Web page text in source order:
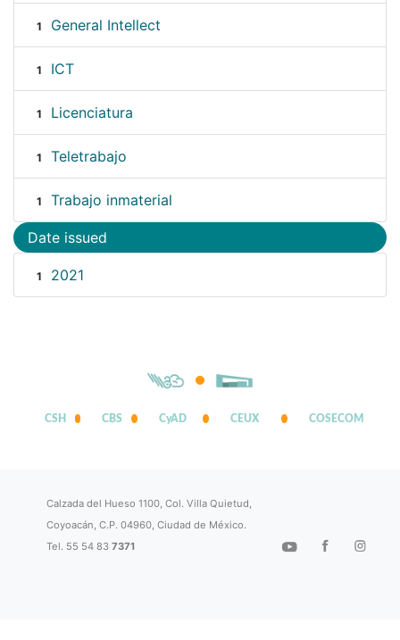
1 General Intellect
1 ICT
1 Licenciatura
1 Teletrabajo
1 Trabajo inmaterial
Date issued
1 2021
CSH CBS CyAD CEUX COSECOM
Calzada del Hueso 1100, Col. Villa Quietud,
Coyoacán, C.P. 04960, Ciudad de México.
Tel. 55 54 837371